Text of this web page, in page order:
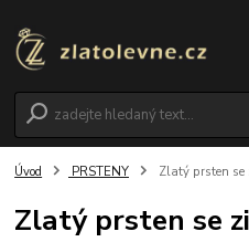
Úvod PRSTENY Zlatý prsten se
Zlatý prsten se